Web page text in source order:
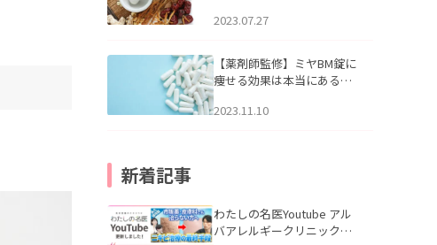
2023.07.27
【薬剤師監修】ミヤBM錠に
痩せる効果は本当にある
2023.11.10
新着記事
わたしの名医Youtube アル
バアレルギークリニック札